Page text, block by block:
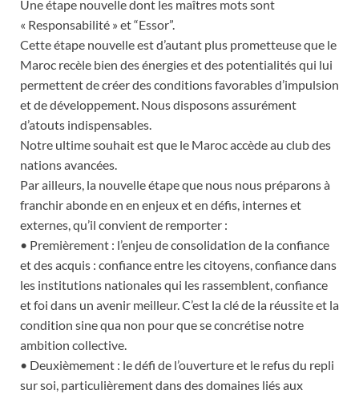
Une étape nouvelle dont les maîtres mots sont
« Responsabilité » et “Essor”.
Cette étape nouvelle est d’autant plus prometteuse que le
Maroc recèle bien des énergies et des potentialités qui lui
permettent de créer des conditions favorables d’impulsion
et de développement. Nous disposons assurément
d’atouts indispensables.
Notre ultime souhait est que le Maroc accède au club des
nations avancées.
Par ailleurs, la nouvelle étape que nous nous préparons à
franchir abonde en en enjeux et en défis, internes et
externes, qu’il convient de remporter :
• Premièrement : l’enjeu de consolidation de la confiance
et des acquis : confiance entre les citoyens, confiance dans
les institutions nationales qui les rassemblent, confiance
et foi dans un avenir meilleur. C’est la clé de la réussite et la
condition sine qua non pour que se concrétise notre
ambition collective.
• Deuxièmement : le défi de l’ouverture et le refus du repli
sur soi, particulièrement dans des domaines liés aux